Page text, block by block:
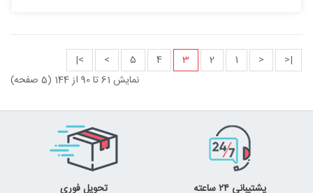
|<
<
1
2
3
4
5
>
>|
نمایش 61 تا 90 از 144 (5 صفحه)
تحویل فوری پشتیبانی ۲۴ ساعته